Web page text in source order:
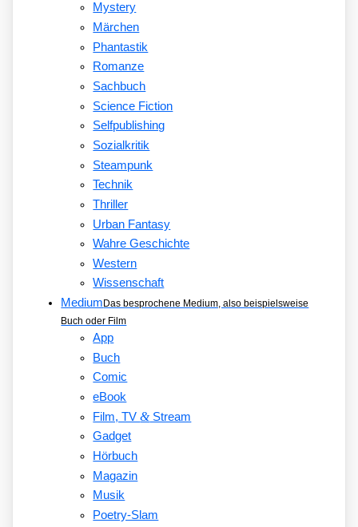
Mystery
Märchen
Phantastik
Romanze
Sachbuch
Science Fiction
Selfpublishing
Sozialkritik
Steampunk
Technik
Thriller
Urban Fantasy
Wahre Geschichte
Western
Wissenschaft
Medium Das besprochene Medium, also beispielsweise
Buch oder Film
App
Buch
Comic
eBook
Film, TV&Stream
Gadget
Hörbuch
Magazin
Musik
Poetry-Slam